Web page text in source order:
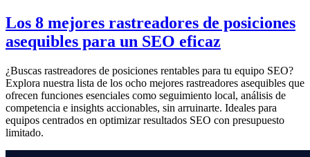
Los 8 mejores rastreadores de posiciones
asequibles para un SEO eficaz
¿Buscas rastreadores de posiciones rentables para tu equipo SEO?
Explora nuestra lista de los ocho mejores rastreadores asequibles que
ofrecen funciones esenciales como seguimiento local, análisis de
competencia e insights accionables, sin arruinarte. Ideales para
equipos centrados en optimizar resultados SEO con presupuesto
limitado.